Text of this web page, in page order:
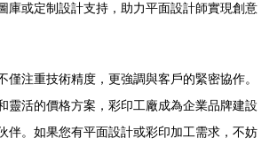
庫或定制設計支持，助力平面設計師實現創意
僅注重技術精度，更強調與客戶的緊密協作。
靈活的價格方案，彩印工廠成為企業品牌建設
伴。如果您有平面設計或彩印加工需求，不妨